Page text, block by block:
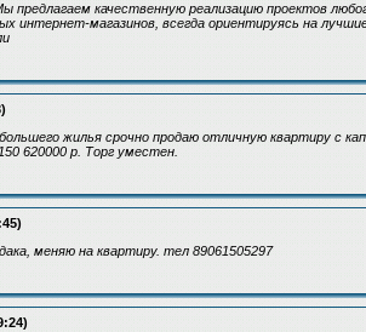
предлагаем качественную реализацию проектов
интернет-магазинов, всегда ориентируясь на
большего жилья срочно продаю отличную квартиру с
620000 р. Торг уместен.
меняю на квартиру. тел 89061505297